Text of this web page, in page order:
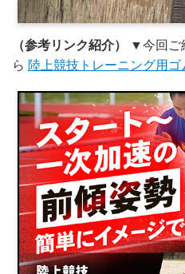
（参考リンク紹介）
▼今回ご
ら 陸上競技トレーニング用ゴ